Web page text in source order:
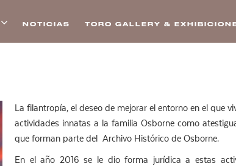
NOTICIAS TORO GALLERY &
La filantropía, el deseo de mejorar el entorno en el que
actividades innatas a la familia Osborne como
que forman parte del Archivo Histórico de Osborne.
En el año 2016 se le dio forma jurídica a estas